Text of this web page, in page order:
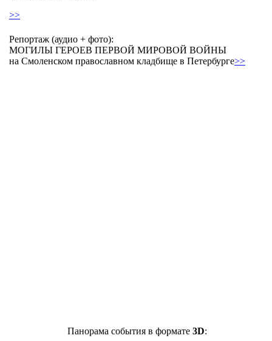
>>
Репортаж (аудио + фото):
МОГИЛЫ ГЕРОЕВ ПЕРВОЙ МИРОВОЙ ВОЙНЫ
на Смоленском православном кладбище в Петербурге>>
Панорама события в формате 3D: